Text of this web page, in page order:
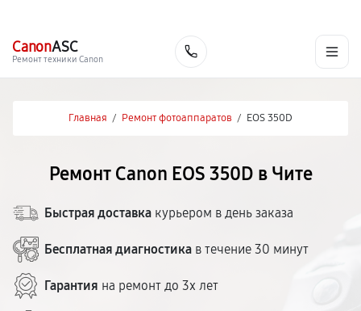
CanonASC
Ремонт техники Canon
Главная / Ремонт фотоаппаратов / EOS 350D
Ремонт Canon EOS 350D в Чите
Быстрая доставка курьером в день заказа
Бесплатная диагностика в течение 30 минут
Гарантия на ремонт до 3х лет